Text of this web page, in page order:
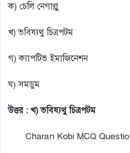
ক) চেলি নেগাল্লু
খ) ভবিষ্যথু চিত্রপটম
গ) ক্যাপটিভ ইমাজিনেশন
ঘ) সমডুম
উত্তর : খ) ভবিষ্যথু চিত্রপটম
Charan Kobi MCQ